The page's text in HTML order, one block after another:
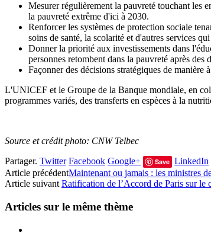
Mesurer régulièrement la pauvreté touchant les
la pauvreté extrême d'ici à 2030.
Renforcer les systèmes de protection sociale
soins de santé, la scolarité et d'autres services
Donner la priorité aux investissements dans
personnes retombent dans la pauvreté après
Façonner des décisions stratégiques de manière
L'UNICEF et le Groupe de la Banque mondiale, en
programmes variés, des transferts en espèces à la
Source et crédit photo: CNW Telbec
Partager. Twitter Facebook Google+ Save LinkedIn
Article précédentMaintenant ou jamais : les ministres
Article suivant Ratification de l’Accord de Paris sur le
Articles sur le même thème